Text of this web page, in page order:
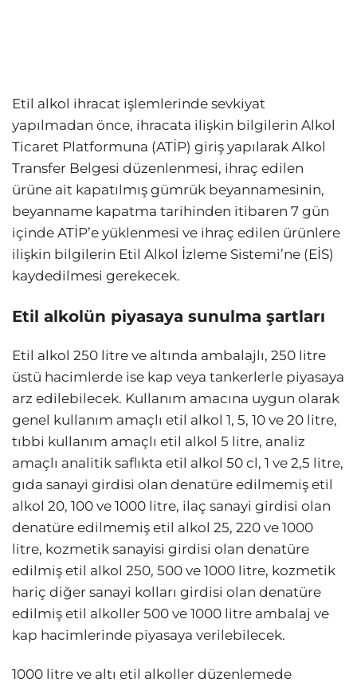
Etil alkol ihracat işlemlerinde sevkiyat
yapılmadan önce, ihracata ilişkin bilgilerin Alkol
Ticaret Platformuna (ATİP) giriş yapılarak Alkol
Transfer Belgesi düzenlenmesi, ihraç edilen
ürüne ait kapatılmış gümrük beyannamesinin,
beyanname kapatma tarihinden itibaren 7 gün
içinde ATİP’e yüklenmesi ve ihraç edilen ürünlere
ilişkin bilgilerin Etil Alkol İzleme Sistemi’ne (EİS)
kaydedilmesi gerekecek.
Etil alkolün piyasaya sunulma şartları
Etil alkol 250 litre ve altında ambalajlı, 250 litre
üstü hacimlerde ise kap veya tankerlerle piyasaya
arz edilebilecek. Kullanım amacına uygun olarak
genel kullanım amaçlı etil alkol 1, 5, 10 ve 20 litre,
tıbbi kullanım amaçlı etil alkol 5 litre, analiz
amaçlı analitik saflıkta etil alkol 50 cl, 1 ve 2,5 litre,
gıda sanayi girdisi olan denatüre edilmemiş etil
alkol 20, 100 ve 1000 litre, ilaç sanayi girdisi olan
denatüre edilmemiş etil alkol 25, 220 ve 1000
litre, kozmetik sanayisi girdisi olan denatüre
edilmiş etil alkol 250, 500 ve 1000 litre, kozmetik
hariç diğer sanayi kolları girdisi olan denatüre
edilmiş etil alkoller 500 ve 1000 litre ambalaj ve
kap hacimlerinde piyasaya verilebilecek.
1000 litre ve altı etil alkoller düzenlemede